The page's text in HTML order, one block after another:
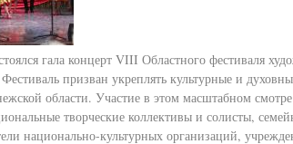
гала концерт VIII Областного фестиваля
призван укреплять культурные и
области. Участие в этом масштабном
творческие коллективы и солисты,
национально-культурных организаций,